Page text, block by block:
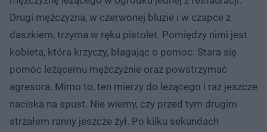
Drugi mężczyzna, w czerwonej bluzie i w czapce z
daszkiem, trzyma w ręku pistolet. Pomiędzy nimi jest
kobieta, która krzyczy, błagając o pomoc. Stara się
pomóc leżącemu mężczyźnie oraz powstrzymać
agresora. Mimo to, ten mierzy do leżącego i raz jeszcze
naciska na spust. Nie wiemy, czy przed tym drugim
strzałem ranny jeszcze żył. Po kilku sekundach